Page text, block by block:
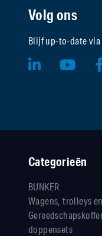
Volg ons
Blijf up-to-date via
Categorieën
BUNKER
Wagens, trolleys
doppensets